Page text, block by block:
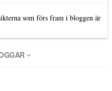
som förs fram i bloggen är